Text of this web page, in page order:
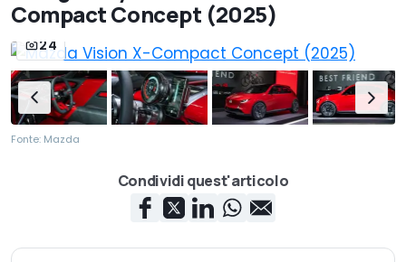
Compact Concept (2025)
24
Fonte: Mazda
Condividi quest'articolo